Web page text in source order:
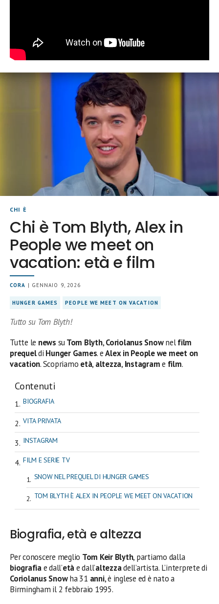
CHI È
Chi è Tom Blyth, Alex in
People we meet on
vacation: età e film
CORA | GENNAIO 9, 2026
HUNGER GAMES PEOPLE WE MEET ON VACATION
Tutto su Tom Blyth!
Tutte le news suTom Blyth,Coriolanus Snownelfilm
prequeldi Hunger Games. eAlex in People we meet on
vacation. Scopriamo età, altezza, Instagrame film.
Contenuti
BIOGRAFIA
VITA PRIVATA
INSTAGRAM
FILM E SERIE TV
SNOW NEL PREQUEL DI HUNGER GAMES
TOM BLYTH È ALEX IN PEOPLE WE MEET ON VACATION
Biografia, età e altezza
Per conoscere meglio Tom Keir Blyth, partiamo dalla
biografiae dall’etàe dall’altezzadell’artista. L’interprete di
Coriolanus Snowha 31 anni, è inglese ed è nato a
Birmingham il 2 febbraio 1995.